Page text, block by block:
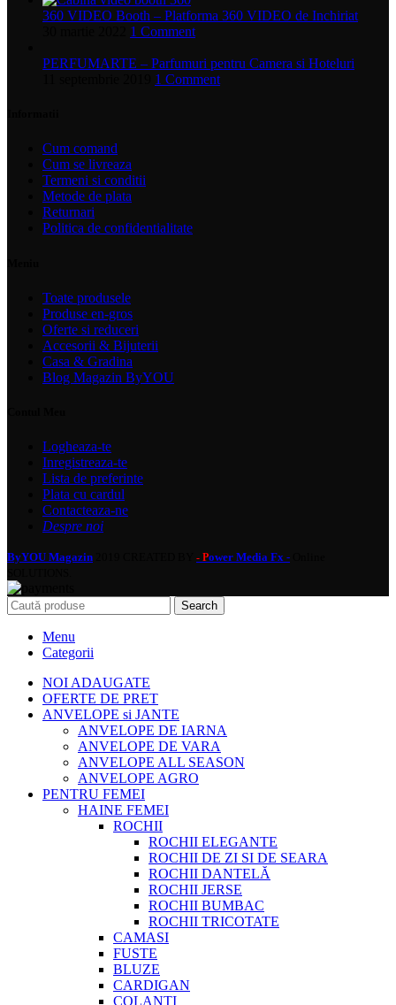
360 VIDEO Booth – Platforma 360 VIDEO de Inchiriat
1 Comment
PERFUMARTE – Parfumuri pentru Camera si Hoteluri
1 Comment
Cum comand
Cum se livreaza
Termeni si conditii
Metode de plata
Returnari
Politica de confidentialitate
Toate produsele
Produse en-gros
Oferte si reduceri
Accesorii & Bijuterii
Casa & Gradina
Blog Magazin ByYOU
Logheaza-te
Inregistreaza-te
Lista de preferinte
Plata cu cardul
Contacteaza-ne
Despre noi
ByYOU Magazin - Power Media Fx -
Search
Menu
Categorii
NOI ADAUGATE
OFERTE DE PRET
ANVELOPE si JANTE
ANVELOPE DE IARNA
ANVELOPE DE VARA
ANVELOPE ALL SEASON
ANVELOPE AGRO
PENTRU FEMEI
HAINE FEMEI
ROCHII
ROCHII ELEGANTE
ROCHII DE ZI SI DE SEARA
ROCHII DANTELĂ
ROCHII JERSE
ROCHII BUMBAC
ROCHII TRICOTATE
CAMASI
FUSTE
BLUZE
CARDIGAN
COLANTI